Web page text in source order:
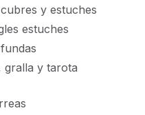
y estuches
estuches
gralla y tarota